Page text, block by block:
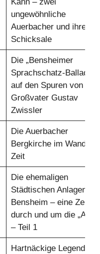
ungewöhnliche
Auerbacher und ihre
Schicksale
Die „Bensheimer
Sprachschatz-Ballade“
auf den Spuren von
Großvater Gustav
Zwissler
Die Auerbacher
Bergkirche im Wandel
Zeit
Die ehemaligen
Städtischen Anlagen in
Bensheim – eine
durch und um die
– Teil 1
Hartnäckige Legenden